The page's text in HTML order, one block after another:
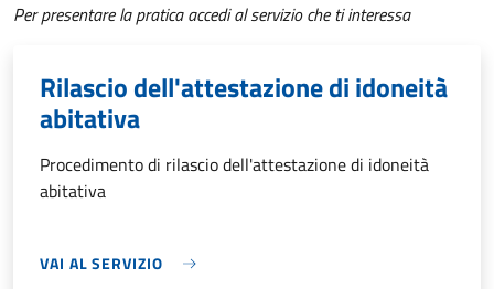
Per presentare la pratica accedi al servizio che ti interessa
Rilascio dell'attestazione di idoneità
abitativa
Procedimento di rilascio dell'attestazione di idoneità
abitativa
VAI AL SERVIZIO